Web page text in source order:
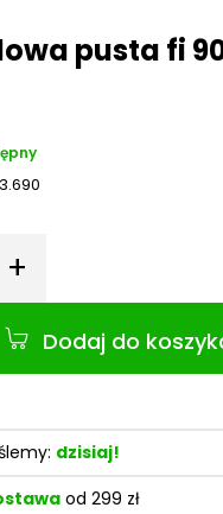
pusta fi
+
Dodaj do
dzisiaj!
od 299 zł